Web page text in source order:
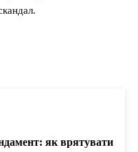
як врятувати